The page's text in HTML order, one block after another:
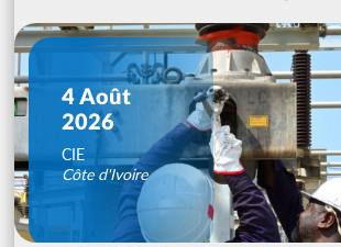
4 Août
2026
CIE
Côte d'Ivoire